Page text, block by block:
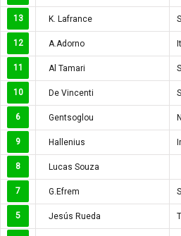
13 K. Lafrance
12 A.Adorno
11 Al Tamari
10 De Vincenti
6 Gentsoglou
9 Hallenius
8 Lucas Souza
7 G.Efrem
5 Jesús Rueda